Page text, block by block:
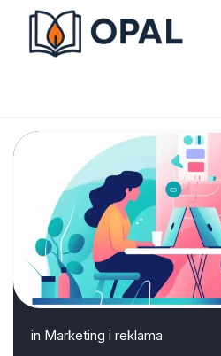
content
in Marketing i reklama